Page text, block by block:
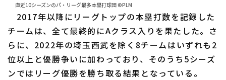
直近10シーズンのパ・リーグ最多本塁打球団 ©PLM
2017年以降にリーグトップの本塁打数を記録した
チームは、全て最終的にAクラス入りを果たした。さ
らに、2022年の埼玉西武を除く8チームはいずれも2
位以上と優勝争いに加わっており、そのうち5シーズ
ンではリーグ優勝を勝ち取る結果となっている。